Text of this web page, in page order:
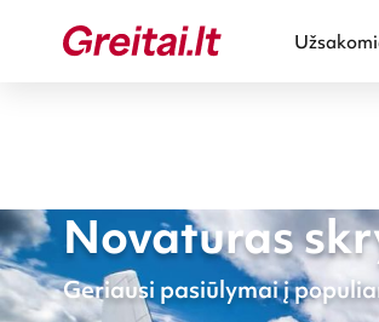
Novaturas
Geriausi pasiūlymai į